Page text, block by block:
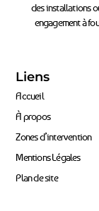
des installations
engagement à
Liens
Accueil
À propos
Zones d’intervention
Mentions Légales
Plan de site